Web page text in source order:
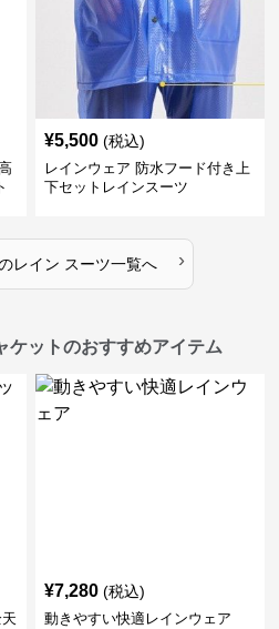
¥5,500 (税込)
レインウェア 防水フード付き上
下セットレインスーツ
レイン スーツ一覧へ ›
ットのおすすめアイテム
¥7,280 (税込)
動きやすい快適レインウェア